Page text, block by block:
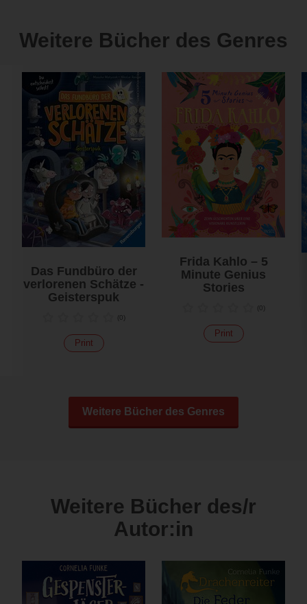
Weitere Bücher des Genres
Das Fundbüro der
verlorenen Schätze -
Geisterspuk
(0)
Print
Frida Kahlo – 5
Minute Genius
Stories
(0)
Print
Weitere Bücher des Genres
Weitere Bücher des/r
Autor:in